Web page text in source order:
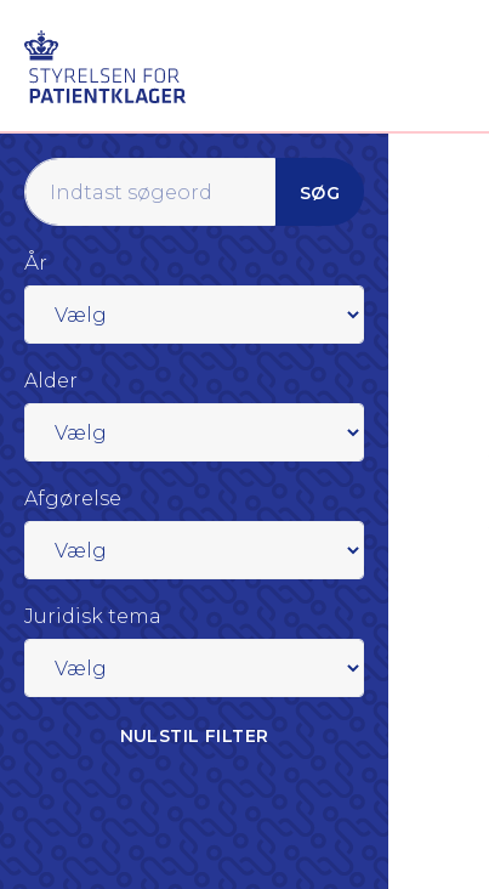
SØG
År
Alder
Afgørelse
Juridisk tema
NULSTIL FILTER